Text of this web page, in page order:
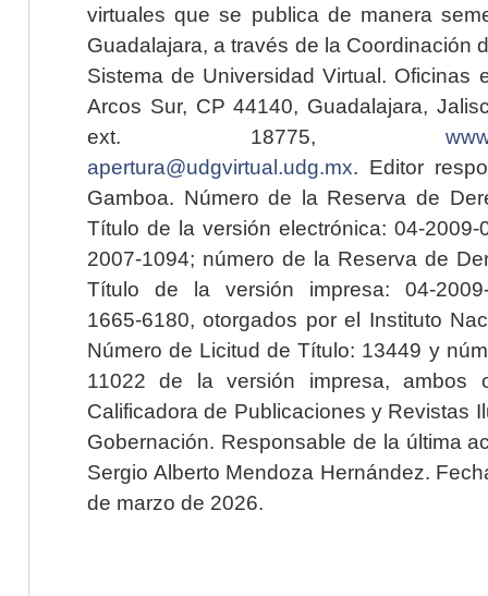
virtuales que se publica de manera
Guadalajara, a través de la Coordinación
Sistema de Universidad Virtual. Oficinas
Arcos Sur, CP 44140, Guadalajara,
ext. 18775,
apertura@udgvirtual.udg.mx. Editor
Gamboa. Número de la Reserva de
Título de la versión electrónica: 04-2009-
2007-1094; número de la Reserva de
Título de la versión impresa: 04-2009-
1665-6180, otorgados por el Instituto
Número de Licitud de Título: 13449 y
11022 de la versión impresa, ambos
Calificadora de Publicaciones y Revistas
Gobernación. Responsable de la última
Sergio Alberto Mendoza Hernández.
de marzo de 2026.